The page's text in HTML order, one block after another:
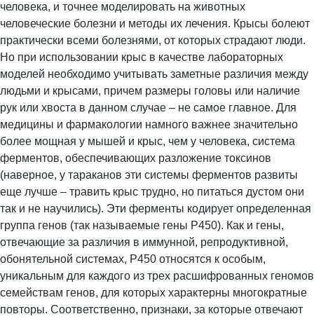
человека, и точнее моделировать на животных
человеческие болезни и методы их лечения. Крысы болеют
практически всеми болезнями, от которых страдают люди.
Но при использовании крыс в качестве лабораторных
моделей необходимо учитывать заметные различия между
людьми и крысами, причем размеры головы или наличие
рук или хвоста в данном случае – не самое главное. Для
медицины и фармакологии намного важнее значительно
более мощная у мышей и крыс, чем у человека, система
ферментов, обеспечивающих разложение токсинов
(наверное, у тараканов эти системы ферментов развиты
еще лучше – травить крыс трудно, но питаться дустом они
так и не научились). Эти ферменты кодирует определенная
группа генов (так называемые гены P450). Как и гены,
отвечающие за различия в иммунной, репродуктивной,
обонятельной системах, P450 относятся к особым,
уникальным для каждого из трех расшифрованных геномов
семействам генов, для которых характерны многократные
повторы. Соответственно, признаки, за которые отвечают